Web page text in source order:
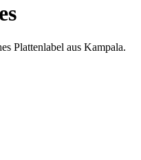
Plattenlabel aus Kampala.